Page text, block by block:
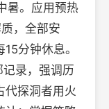
暑。应用预热
，全部安
分钟休息。
录，强调历
代探洞者用火